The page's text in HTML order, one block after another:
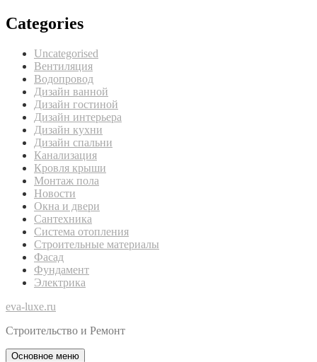
Categories
Uncategorised
Вентиляция
Водопровод
Дизайн ванной
Дизайн гостиной
Дизайн интерьера
Дизайн кухни
Дизайн спальни
Канализация
Кровля крыши
Монтаж пола
Новости
Окна и двери
Сантехника
Система отопления
Строительные материалы
Фасад
Фундамент
Электрика
eva-luxe.ru
Строительство и Ремонт
Основное меню